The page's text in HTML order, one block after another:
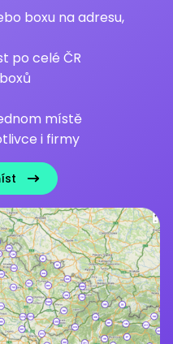
boxu na adresu,
po celé ČR
místě
i firmy